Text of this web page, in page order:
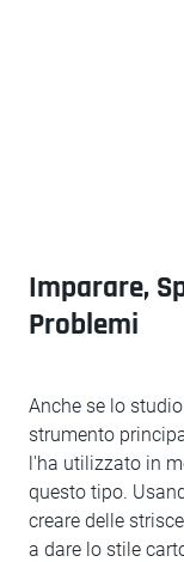
Imparare,
Problemi
Anche se lo
strumento
l'ha utilizzato in
questo tipo.
creare delle
a dare lo stile